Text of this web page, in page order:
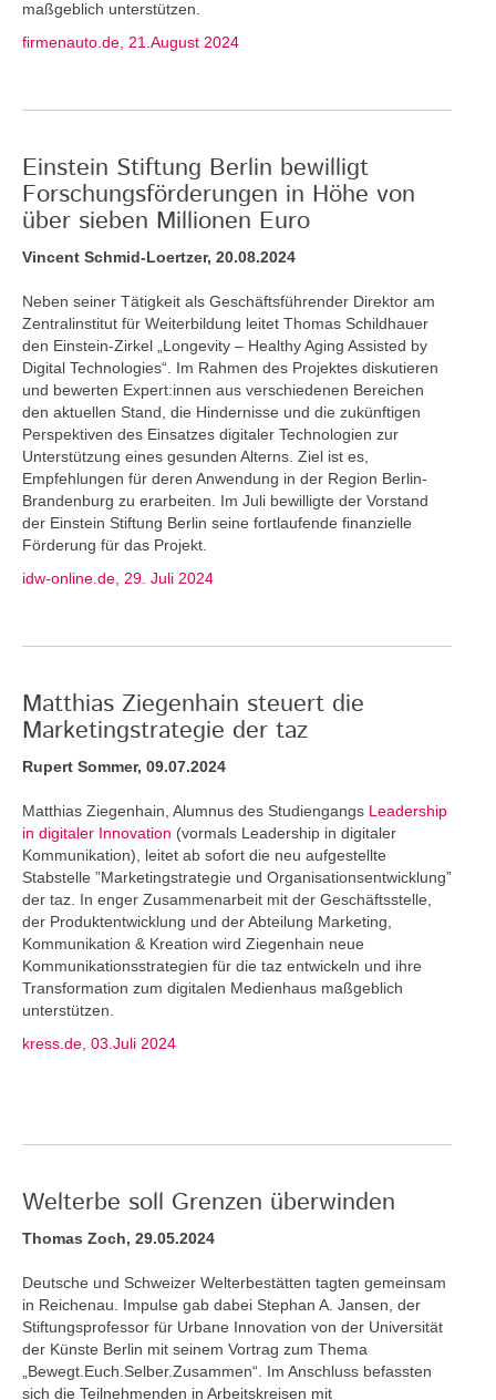
maßgeblich unterstützen.
firmenauto.de, 21.August 2024
Einstein Stiftung Berlin bewilligt
Forschungsförderungen in Höhe von
über sieben Millionen Euro
Vincent Schmid-Loertzer, 20.08.2024
Neben seiner Tätigkeit als Geschäftsführender Direktor am
Zentralinstitut für Weiterbildung leitet Thomas Schildhauer
den Einstein-Zirkel „Longevity – Healthy Aging Assisted by
Digital Technologies“. Im Rahmen des Projektes diskutieren
und bewerten Expert:innen aus verschiedenen Bereichen
den aktuellen Stand, die Hindernisse und die zukünftigen
Perspektiven des Einsatzes digitaler Technologien zur
Unterstützung eines gesunden Alterns. Ziel ist es,
Empfehlungen für deren Anwendung in der Region Berlin-
Brandenburg zu erarbeiten. Im Juli bewilligte der Vorstand
der Einstein Stiftung Berlin seine fortlaufende finanzielle
Förderung für das Projekt.
idw-online.de, 29. Juli 2024
Matthias Ziegenhain steuert die
Marketingstrategie der taz
Rupert Sommer, 09.07.2024
Matthias Ziegenhain, Alumnus des Studiengangs Leadership
in digitaler Innovation (vormals Leadership in digitaler
Kommunikation), leitet ab sofort die neu aufgestellte
Stabstelle ”Marketingstrategie und Organisationsentwicklung”
der taz. In enger Zusammenarbeit mit der Geschäftsstelle,
der Produktentwicklung und der Abteilung Marketing,
Kommunikation & Kreation wird Ziegenhain neue
Kommunikationsstrategien für die taz entwickeln und ihre
Transformation zum digitalen Medienhaus maßgeblich
unterstützen.
kress.de, 03.Juli 2024
Welterbe soll Grenzen überwinden
Thomas Zoch, 29.05.2024
Deutsche und Schweizer Welterbestätten tagten gemeinsam
in Reichenau. Impulse gab dabei Stephan A. Jansen, der
Stiftungsprofessor für Urbane Innovation von der Universität
der Künste Berlin mit seinem Vortrag zum Thema
„Bewegt.Euch.Selber.Zusammen“. Im Anschluss befassten
sich die Teilnehmenden in Arbeitskreisen mit